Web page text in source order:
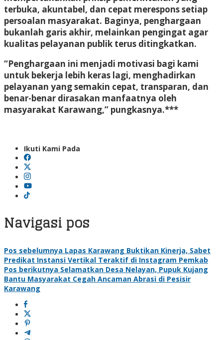
terbuka, akuntabel, dan cepat merespons setiap
persoalan masyarakat. Baginya, penghargaan
bukanlah garis akhir, melainkan pengingat agar
kualitas pelayanan publik terus ditingkatkan.
“Penghargaan ini menjadi motivasi bagi kami
untuk bekerja lebih keras lagi, menghadirkan
pelayanan yang semakin cepat, transparan, dan
benar-benar dirasakan manfaatnya oleh
masyarakat Karawang,” pungkasnya.***
Ikuti Kami Pada
Navigasi pos
Pos sebelumnya Lapas Karawang Buktikan Kinerja, Sabet
Predikat Instansi Vertikal Teraktif di Instagram Pemkab
Pos berikutnya Selamatkan Desa Nelayan, Pupuk Kujang
Bantu Masyarakat Cegah Ancaman Abrasi di Pesisir
Karawang